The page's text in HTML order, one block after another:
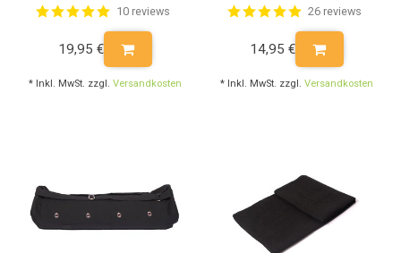
10 reviews
19,95 €
* Inkl. MwSt. zzgl. Versandkosten
26 reviews
14,95 €
* Inkl. MwSt. zzgl. Versandkosten